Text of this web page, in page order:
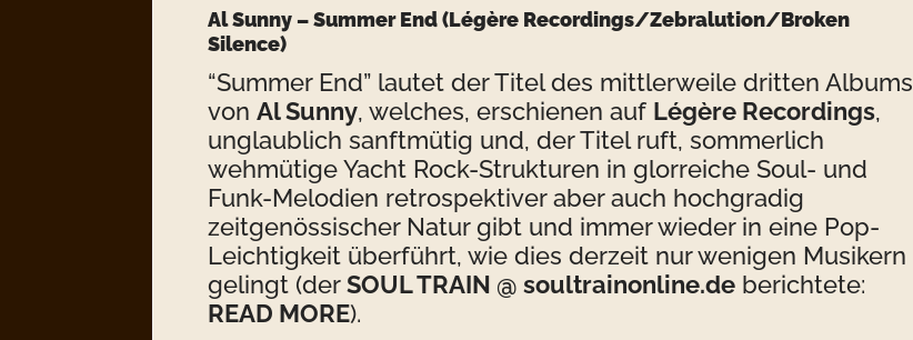
Al Sunny – Summer End (Légère Recordings/Zebralution/Broken
Silence)
“Summer End” lautet der Titel des mittlerweile dritten Albums
von Al Sunny, welches, erschienen auf Légère Recordings,
unglaublich sanftmütig und, der Titel ruft, sommerlich
wehmütige Yacht Rock-Strukturen in glorreiche Soul- und
Funk-Melodien retrospektiver aber auch hochgradig
zeitgenössischer Natur gibt und immer wieder in eine Pop-
Leichtigkeit überführt, wie dies derzeit nur wenigen Musikern
gelingt (derSOUL TRAIN @ soultrainonline.de berichtete:
READ MORE).